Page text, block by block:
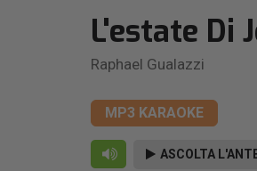
L'estate Di
Raphael Gualazzi
MP3 KARAOKE
ASCOLTA